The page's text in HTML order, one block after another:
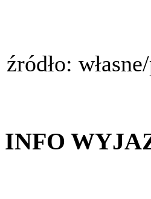
źródło:
INFO